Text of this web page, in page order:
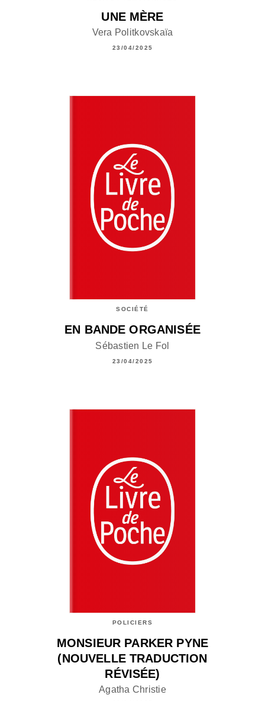
UNE MÈRE
Vera Politkovskaïa
23/04/2025
SOCIÉTÉ
EN BANDE ORGANISÉE
Sébastien Le Fol
23/04/2025
POLICIERS
MONSIEUR PARKER PYNE
(NOUVELLE TRADUCTION
RÉVISÉE)
Agatha Christie